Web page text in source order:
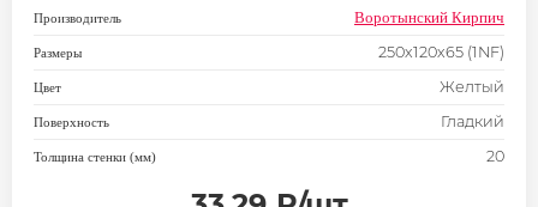
Производитель Воротынский Кирпич
Размеры 250х120х65 (1NF)
Цвет Желтый
Поверхность Гладкий
Толщина стенки (мм) 20